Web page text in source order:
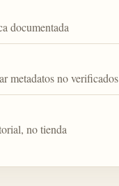
documentada
metadatos no verificados
no tienda